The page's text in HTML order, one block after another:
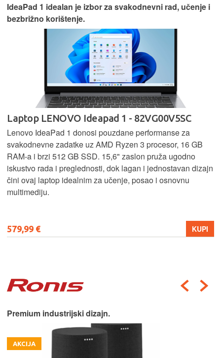
IdeaPad 1 idealan je izbor za svakodnevni rad, učenje i
bezbrižno korištenje.
Laptop LENOVO Ideapad 1 - 82VG00V5SC
Lenovo IdeaPad 1 donosi pouzdane performanse za
svakodnevne zadatke uz AMD Ryzen 3 procesor, 16 GB
RAM-a i brzi 512 GB SSD. 15,6" zaslon pruža ugodno
iskustvo rada i preglednosti, dok lagan i jednostavan dizajn
čini ovaj laptop idealnim za učenje, posao i osnovnu
multimediju.
579,99 € KUPI
Premium industrijski dizajn.
AKCIJA